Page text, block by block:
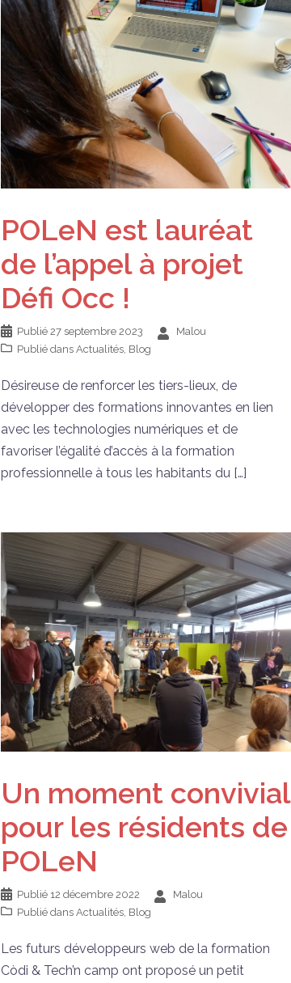
POLeN est lauréat
de l’appel à projet
Défi Occ !
Publié 27 septembre 2023
Malou
Publié dans Actualités, Blog
Désireuse de renforcer les tiers-lieux, de
développer des formations innovantes en lien
avec les technologies numériques et de
favoriser l’égalité d’accès à la formation
professionnelle à tous les habitants du […]
Un moment convivial
pour les résidents de
POLeN
Publié 12 décembre 2022
Malou
Publié dans Actualités Blog
Les futurs développeurs web de la formation
Còdi & Tech’n camp ont proposé un petit